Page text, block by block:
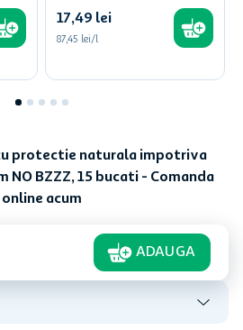
17,49 lei
87,45 lei/l
protectie naturala impotriva
NO BZZZ, 15 bucati - Comanda
online acum
ADAUGA